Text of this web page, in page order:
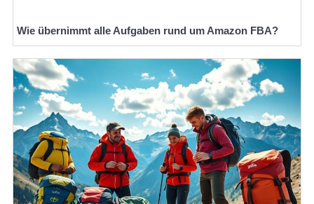
Wie übernimmt alle Aufgaben rund um Amazon FBA?